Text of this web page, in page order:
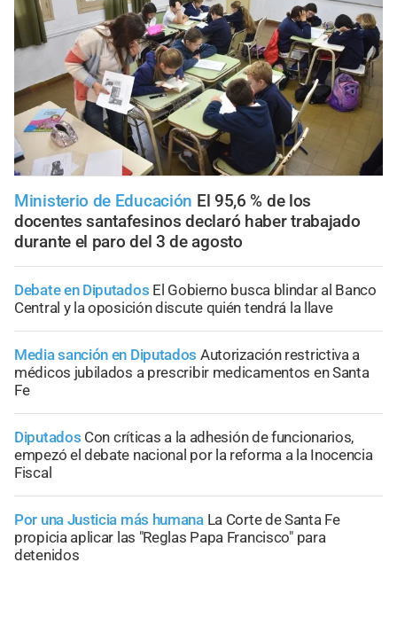
Ministerio de Educación El 95,6 % de los
docentes santafesinos declaró haber trabajado
durante el paro del 3 de agosto
Debate en Diputados El Gobierno busca blindar al Banco
Central y la oposición discute quién tendrá la llave
Media sanción en Diputados Autorización restrictiva a
médicos jubilados a prescribir medicamentos en Santa
Fe
Diputados Con críticas a la adhesión de funcionarios,
empezó el debate nacional por la reforma a la Inocencia
Fiscal
Por una Justicia más humana La Corte de Santa Fe
propicia aplicar las "Reglas Papa Francisco" para
detenidos